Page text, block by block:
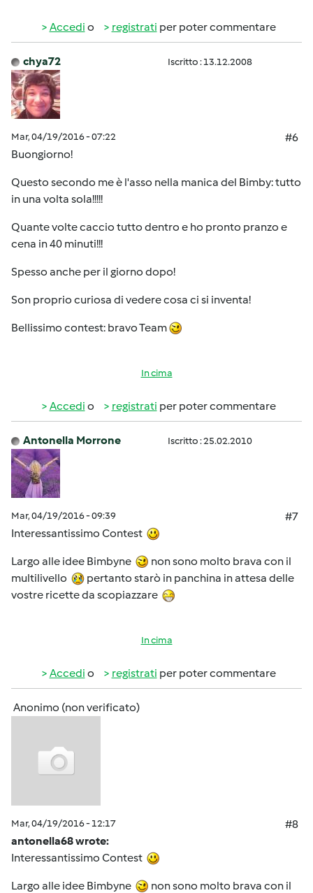
Accedi o registrati per poter commentare
chya72 Iscritto : 13.12.2008
Mar, 04/19/2016 - 07:22
#6
Buongiorno!
Questo secondo me è l'asso nella manica del Bimby: tutto
in una volta sola!!!!!
Quante volte caccio tutto dentro e ho pronto pranzo e
cena in 40 minuti!!!
Spesso anche per il giorno dopo!
Son proprio curiosa di vedere cosa ci si inventa!
Bellissimo contest: bravo Team
In cima
Accedi o registrati per poter commentare
Antonella Morrone Iscritto : 25.02.2010
Mar, 04/19/2016 - 09:39
#7
Interessantissimo Contest
Largo alle idee Bimbyne
non sono molto brava con il
multilivello
pertanto starò in panchina in attesa delle
vostre ricette da scopiazzare
In cima
Accedi o registrati per poter commentare
Anonimo (non verificato)
Mar, 04/19/2016 - 12:17
#8
antonella68 wrote:
Interessantissimo Contest
Largo alle idee Bimbyne
non sono molto brava con il